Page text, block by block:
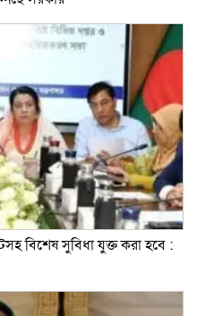
বিশেষ সুবিধা যুক্ত করা হবে :